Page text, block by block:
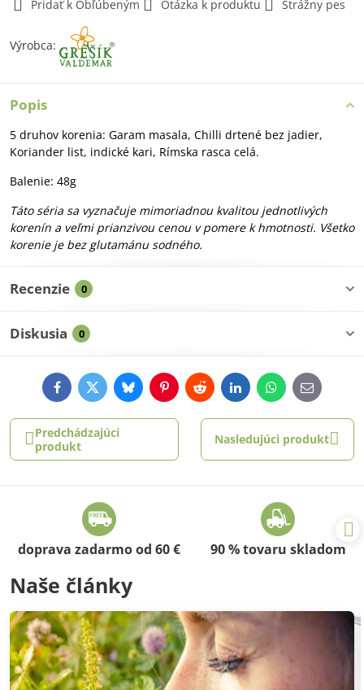
Pridať k Obľúbeným Otázka k produktu Strážny pes
Výrobca:
Popis
5 druhov korenia: Garam masala, Chilli drtené bez jadier,
Koriander list, indické kari, Rímska rasca celá.
Balenie: 48g
Táto séria sa vyznačuje mimoriadnou kvalitou jednotlivých
korenín a veľmi prianzivou cenou v pomere k hmotnosti. Všetko
korenie je bez glutamánu sodného.
Recenzie 0
Diskusia 0
FacebookTwitterBlueskyPinterestRedditLinkedInWhatsApp
E-
mail
Predchádzajúci
produkt
Nasledujúci produkt
doprava zadarmo od 60 € 90 % tovaru skladom
Naše články